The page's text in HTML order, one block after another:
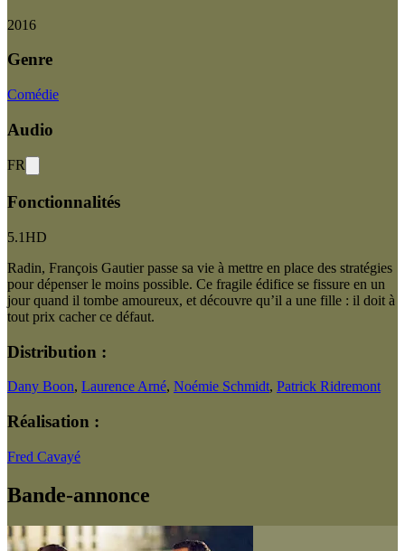
2016
Genre
Comédie
Audio
FR
Fonctionnalités
5.1HD
Radin, François Gautier passe sa vie à mettre en place des stratégies
pour dépenser le moins possible. Ce fragile édifice se fissure en un
jour quand il tombe amoureux, et découvre qu’il a une fille : il doit à
tout prix cacher ce défaut.
Distribution :
Dany Boon, Laurence Arné, Noémie Schmidt, Patrick Ridremont
Réalisation :
Fred Cavayé
Bande-annonce